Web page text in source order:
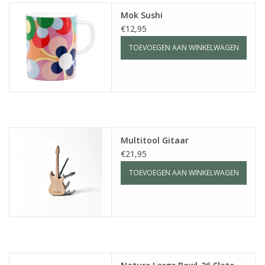
Mok Sushi
€12,95
TOEVOEGEN AAN WINKELWAGEN
Multitool Gitaar
€21,95
TOEVOEGEN AAN WINKELWAGEN